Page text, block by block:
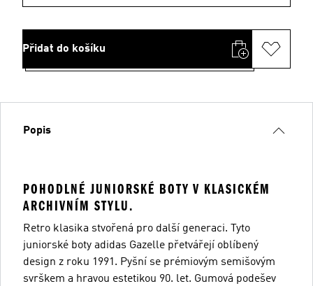
Přidat do košíku
Popis
POHODLNÉ JUNIORSKÉ BOTY V KLASICKÉM
ARCHIVNÍM STYLU.
Retro klasika stvořená pro další generaci. Tyto
juniorské boty adidas Gazelle přetvářejí oblíbený
design z roku 1991. Pyšní se prémiovým semišovým
svrškem a hravou estetikou 90. let. Gumová podešev